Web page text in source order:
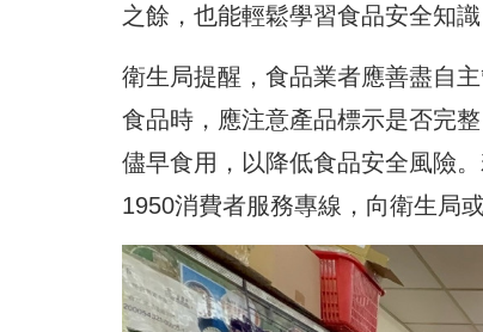
之餘，也能輕鬆學習食品安全知識
衛生局提醒，食品業者應善盡自
食品時，應注意產品標示是否完
儘早食用，以降低食品安全風險
1950消費者服務專線，向衛生局